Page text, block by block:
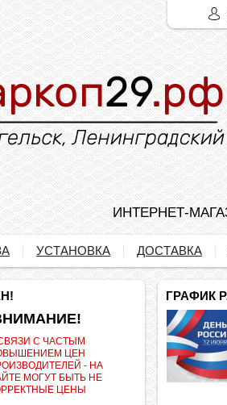
ИНТЕРНЕТ-
УСТАНОВКА ДОСТАВКА
С ЧАСТЫМ
ЦЕН
- НА
МОГУТ БЫТЬ НЕ
ЦЕНЫ
ГРАФИК